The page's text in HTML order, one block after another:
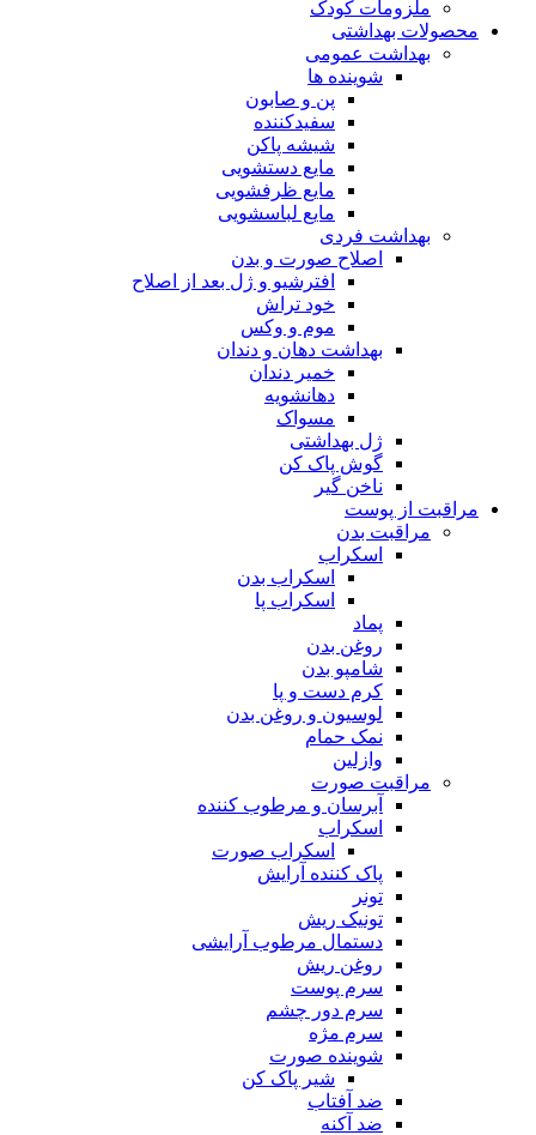
ملزومات کودک
محصولات بهداشتی
بهداشت عمومی
شوینده ها
پن و صابون
سفیدکننده
شیشه پاکن
مایع دستشویی
مایع ظرفشویی
مایع لباسشویی
بهداشت فردی
اصلاح صورت و بدن
افترشیو و ژل بعد از اصلاح
خود تراش
موم و وکس
بهداشت دهان و دندان
خمیر دندان
دهانشویه
مسواک
ژل بهداشتی
گوش پاک کن
ناخن گیر
مراقبت از پوست
مراقبت بدن
اسکراب
اسکراب بدن
اسکراب پا
پماد
روغن بدن
شامپو بدن
کرم دست و پا
لوسیون و روغن بدن
نمک حمام
وازلین
مراقبت صورت
آبرسان و مرطوب کننده
اسکراب
اسکراب صورت
پاک کننده آرایش
تونر
تونیک ریش
دستمال مرطوب آرایشی
روغن ریش
سرم پوست
سرم دور چشم
سرم مژه
شوینده صورت
شیر پاک کن
ضد آفتاب
ضد آکنه